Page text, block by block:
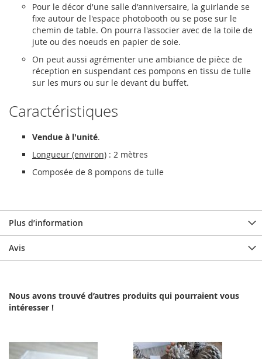
Pour le décor d'une salle d'anniversaire, la guirlande se
fixe autour de l'espace photobooth ou se pose sur le
chemin de table. On pourra l'associer avec de la toile de
jute ou des noeuds en papier de soie.
On peut aussi agrémenter une ambiance de pièce de
réception en suspendant ces pompons en tissu de tulle
sur les murs ou sur le devant du buffet.
Caractéristiques
Vendue à l'unité.
Longueur (environ) : 2 mètres
Composée de 8 pompons de tulle
Plus d’information
Avis
Nous avons trouvé d’autres produits qui pourraient vous
intéresser !